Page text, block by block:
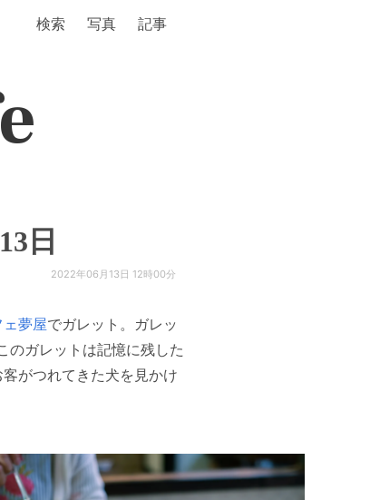
検索 写真 記事
日
2022年06月13日 12時00分
夢屋でガレット。ガレッ
のガレットは記憶に残した
がつれてきた犬を見かけ